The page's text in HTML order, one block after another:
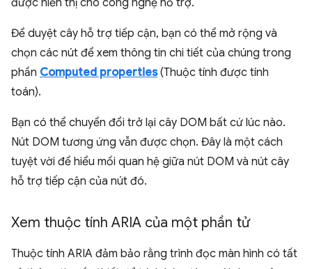
được hiển thị cho công nghệ hỗ trợ.
Để duyệt cây hỗ trợ tiếp cận, bạn có thể mở rộng và
chọn các nút để xem thông tin chi tiết của chúng trong
phần Computed properties(Thuộc tính được tính
toán).
Bạn có thể chuyển đổi trở lại cây DOM bất cứ lúc nào.
Nút DOM tương ứng vẫn được chọn. Đây là một cách
tuyệt vời để hiểu mối quan hệ giữa nút DOM và nút cây
hỗ trợ tiếp cận của nút đó.
Xem thuộc tính ARIA của một phần tử
Thuộc tính ARIA đảm bảo rằng trình đọc màn hình có tất